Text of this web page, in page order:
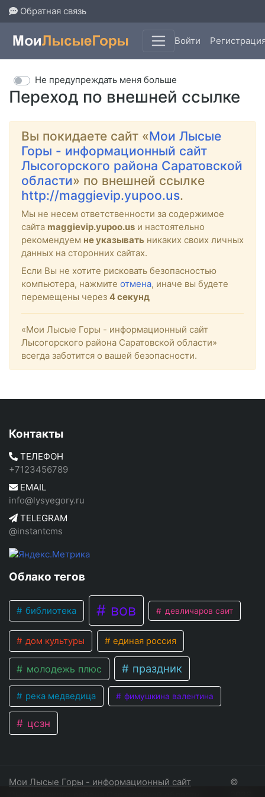
Обратная связь
Войти
Переход по внешней ссылке
Не предупреждать меня больше
Вы покидаете сайт «Мои Лысые
Горы - информационный сайт
Лысогорского района Саратовской
области» по внешней ссылке
http://maggievip.yupoo.us.
Мы не несем ответственности за содержимое
сайта maggievip.yupoo.us и настоятельно
рекомендуем не указывать никаких своих личных
данных на сторонних сайтах.
Если Вы не хотите рисковать безопасностью
компьютера, нажмите отмена, иначе вы будете
перемещены через 4секунд
«Мои Лысые Горы - информационный сайт
Лысогорского района Саратовской области»
всегда заботится о вашей безопасности.
Контакты
ТЕЛЕФОН
+7123456789
EMAIL
info@lysyegory.ru
TELEGRAM
@instantcms
Облако тегов
библиотека вов девличаров саит
дом культуры единая россия
молодежь плюс праздник
река медведица фимушкина валентина
цсзн
Мои Лысые Горы - информационный сайт
©